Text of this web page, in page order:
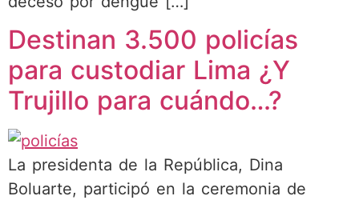
Destinan 3.500 policías
para custodiar Lima ¿Y
Trujillo para cuándo…?
La presidenta de la República, Dina
Boluarte, participó en la ceremonia de